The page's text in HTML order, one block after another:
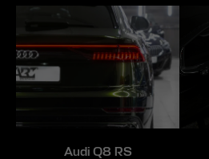
Audi Q8 RS